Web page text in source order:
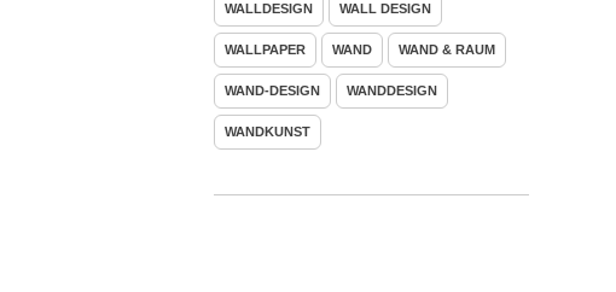
WALLDESIGN WALL DESIGN
WALLPAPER WAND WAND & RAUM
WAND-DESIGN WANDDESIGN
WANDKUNST